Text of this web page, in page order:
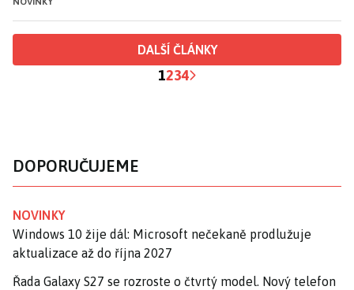
DALŠÍ ČLÁNKY
1234
DOPORUČUJEME
NOVINKY
Windows 10 žije dál: Microsoft nečekaně prodlužuje
aktualizace až do října 2027
Řada Galaxy S27 se rozroste o čtvrtý model. Nový telefon